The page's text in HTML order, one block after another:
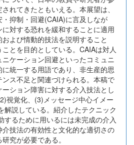
れてきたともいえる。本展望は、
抑制・回避(CAIA)に言及しなが
対する恐れを緩和することに適用
よび情動的技法を説明すること
とを目的としている。CAIAは対人
ケーション回避といったコミュニ
統一する用語であり、非生産的思
ス不足と関連づけられる。本稿で
ション障害に対する介入技法とし
視覚化、(3)メッセージ中心イメー
解説している。紹介したテクニック
するために用いるには未完成の介入
技法の有効性と文化的な適切さの
究が必要である。